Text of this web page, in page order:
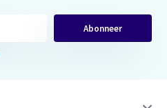
Abonneer